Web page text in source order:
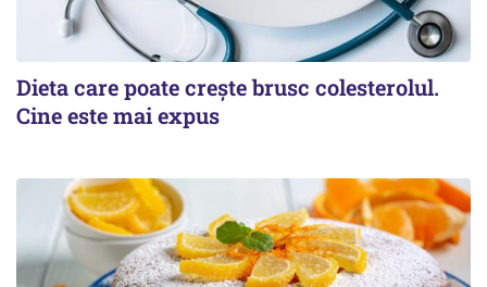
Dieta care poate crește brusc colesterolul.
Cine este mai expus